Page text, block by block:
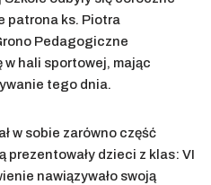
patrona ks. Piotra
Pedagogiczne
hali sportowej, mając
tego dnia.
w sobie zarówno część
prezentowały dzieci z klas: VI
nawiązywało swoją